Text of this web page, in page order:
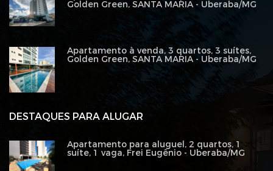
DESTAQUES PARA ALUGAR
Apartamento para aluguel, 2 quartos, 1
suíte, 1 vaga, Frei Eugênio - Uberaba/MG
Golden Green, SANTA MARIA - Uberaba/MG
Apartamento à venda, 3 quartos, 3 suítes,
Golden Green, SANTA MARIA - Uberaba/MG